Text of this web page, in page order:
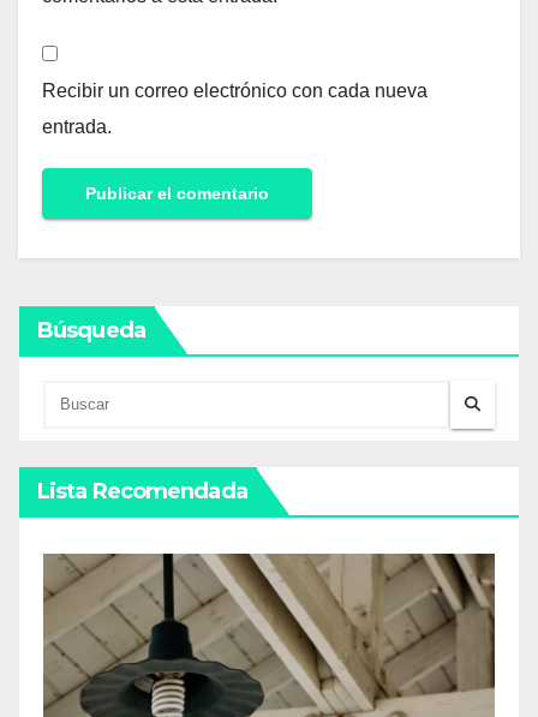
Recibir un correo electrónico con cada nueva
entrada.
Búsqueda
Lista Recomendada